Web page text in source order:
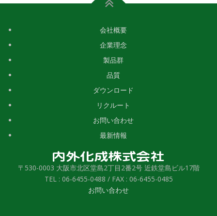
会社概要
企業理念
製品群
品質
ダウンロード
リクルート
お問い合わせ
最新情報
〒530-0003 大阪市北区堂島2丁目2番2号 近鉄堂島ビル17階
TEL : 06-6455-0488 / FAX : 06-6455-0485
お問い合わせ